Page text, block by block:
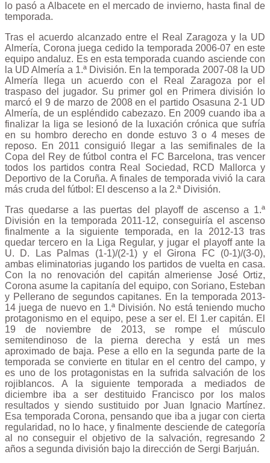
lo pasó a Albacete en el mercado de invierno, hasta final de
temporada.
Tras el acuerdo alcanzado entre el Real Zaragoza y la UD
Almería, Corona juega cedido la temporada 2006-07 en este
equipo andaluz. Es en esta temporada cuando asciende con
la UD Almería a 1.ª División. En la temporada 2007-08 la UD
Almería llega un acuerdo con el Real Zaragoza por el
traspaso del jugador. Su primer gol en Primera división lo
marcó el 9 de marzo de 2008 en el partido Osasuna 2-1 UD
Almería, de un espléndido cabezazo. En 2009 cuando iba a
finalizar la liga se lesionó de la luxación crónica que sufría
en su hombro derecho en donde estuvo 3 o 4 meses de
reposo. En 2011 consiguió llegar a las semifinales de la
Copa del Rey de fútbol contra el FC Barcelona, ​​tras vencer
todos los partidos contra Real Sociedad, RCD Mallorca y
Deportivo de la Coruña. A finales de temporada vivió la cara
más cruda del fútbol: El descenso a la 2.ª División.
Tras quedarse a las puertas del playoff de ascenso a 1.ª
División en la temporada 2011-12, conseguiría el ascenso
finalmente a la siguiente temporada, en la 2012-13 tras
quedar tercero en la Liga Regular, y jugar el playoff ante la
U. D. Las Palmas (1-1)/(2-1) y el Girona FC (0-1)/(3-0),
ambas eliminatorias jugando los partidos de vuelta en casa.
Con la no renovación del capitán almeriense José Ortiz,
Corona asume la capitanía del equipo, con Soriano, Esteban
y Pellerano de segundos capitanes. En la temporada 2013-
14 juega de nuevo en 1.ª División. No está teniendo mucho
protagonismo en el equipo, pese a ser el. El 1.er capitán. El
19 de noviembre de 2013, se rompe el músculo
semitendinoso de la pierna derecha y está un mes
aproximado de baja. Pese a ello en la segunda parte de la
temporada se convierte en titular en el centro del campo, y
es uno de los protagonistas en la sufrida salvación de los
rojiblancos. A la siguiente temporada a mediados de
diciembre iba a ser destituido Francisco por los malos
resultados y siendo sustituido por Juan Ignacio Martínez.
Esa temporada Corona, pensando que iba a jugar con cierta
regularidad, no lo hace, y finalmente desciende de categoría
al no conseguir el objetivo de la salvación, regresando 2
años a segunda división bajo la dirección de Sergi Barjuán.